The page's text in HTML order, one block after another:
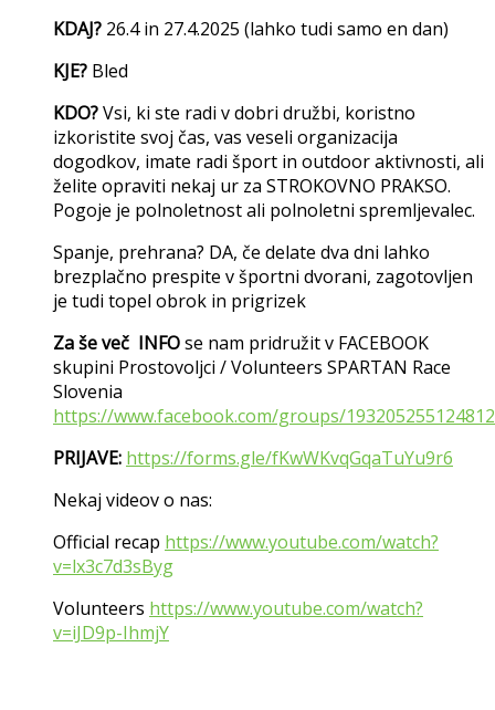
KDAJ? 26.4 in 27.4.2025 (lahko tudi samo en dan)
KJE? Bled
KDO?Vsi, ki ste radi v dobri družbi, koristno
izkoristite svoj čas, vas veseli organizacija
dogodkov, imate radi šport in outdoor aktivnosti, ali
želite opraviti nekaj ur za STROKOVNO PRAKSO.
Pogoje je polnoletnost ali polnoletni spremljevalec.
Spanje, prehrana? DA, če delate dva dni lahko
brezplačno prespite v športni dvorani, zagotovljen
je tudi topel obrok in prigrizek
Za še več INFOse nam pridružit v FACEBOOK
skupini Prostovoljci / Volunteers SPARTAN Race
Slovenia
https://www.facebook.com/groups/193205255124812
PRIJAVE: https://forms.gle/fKwWKvqGqaTuYu9r6
Nekaj videov o nas:
Official recap https://www.youtube.com/watch?
v=lx3c7d3sByg
Volunteers https://www.youtube.com/watch?
v=iJD9p-IhmjY